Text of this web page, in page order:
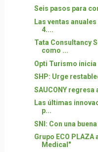
Seis pasos para
Las ventas
4....
Tata Consultancy
como ...
Opti Turismo
SHP: Urge
SAUCONY regresa
Las últimas
p...
SNI: Con una
Grupo ECO
Medical"